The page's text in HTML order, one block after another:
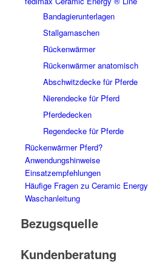
Bandagierunterlagen
Stallgamaschen
Rückenwärmer
Rückenwärmer anatomisch
Abschwitzdecke für Pferde
Nierendecke für Pferd
Pferdedecken
Regendecke für Pferde
Rückenwärmer Pferd?
Anwendungshinweise
Einsatzempfehlungen
Häufige Fragen zu Ceramic Energy
Waschanleitung
Bezugsquelle
Kundenberatung